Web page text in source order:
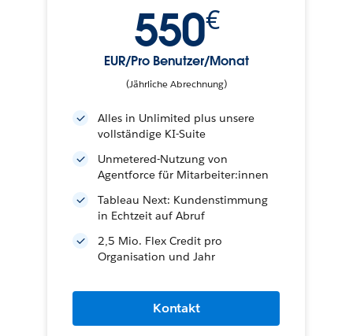
550€
EUR/Pro Benutzer/Monat
(Jährliche Abrechnung)
Alles in Unlimited plus unsere
vollständige KI-Suite
Unmetered-Nutzung von
Agentforce für Mitarbeiter:innen
Tableau Next: Kundenstimmung
in Echtzeit auf Abruf
2,5 Mio. Flex Credit pro
Organisation und Jahr
Kontakt